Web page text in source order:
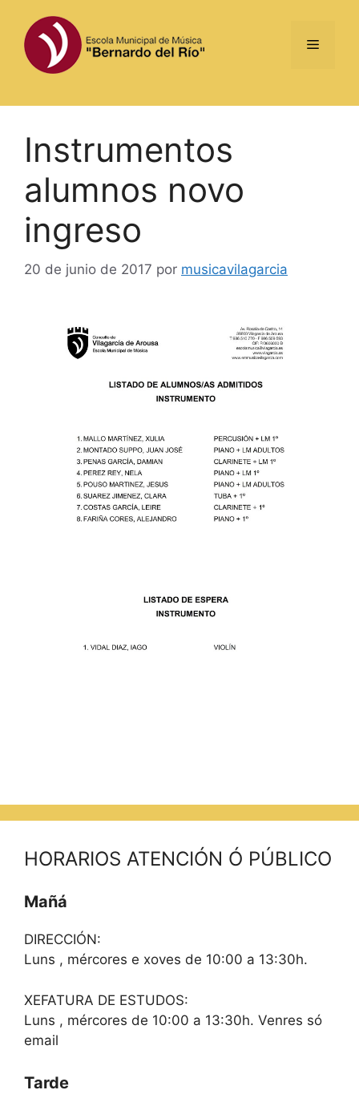
contenido
Menú
Instrumentos
alumnos novo
ingreso
20 de junio de 2017 por musicavilagarcia
HORARIOS ATENCIÓN Ó PÚBLICO
Mañá
DIRECCIÓN:
Luns , mércores e xoves de 10:00 a 13:30h.
XEFATURA DE ESTUDOS:
Luns , mércores de 10:00 a 13:30h. Venres só
email
Tarde